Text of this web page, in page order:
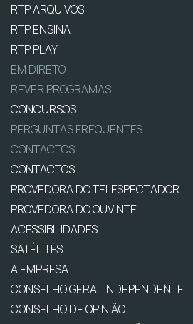
RTP ARQUIVOS
RTP ENSINA
RTP PLAY
EM DIRETO
REVER PROGRAMAS
CONCURSOS
PERGUNTAS FREQUENTES
CONTACTOS
CONTACTOS
PROVEDORA DO TELESPECTADOR
PROVEDORA DO OUVINTE
ACESSIBILIDADES
SATÉLITES
A EMPRESA
CONSELHO GERAL INDEPENDENTE
CONSELHO DE OPINIÃO